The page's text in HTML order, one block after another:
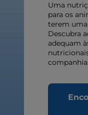
Uma
para os
terem uma
Descubra
adequam
companhia.